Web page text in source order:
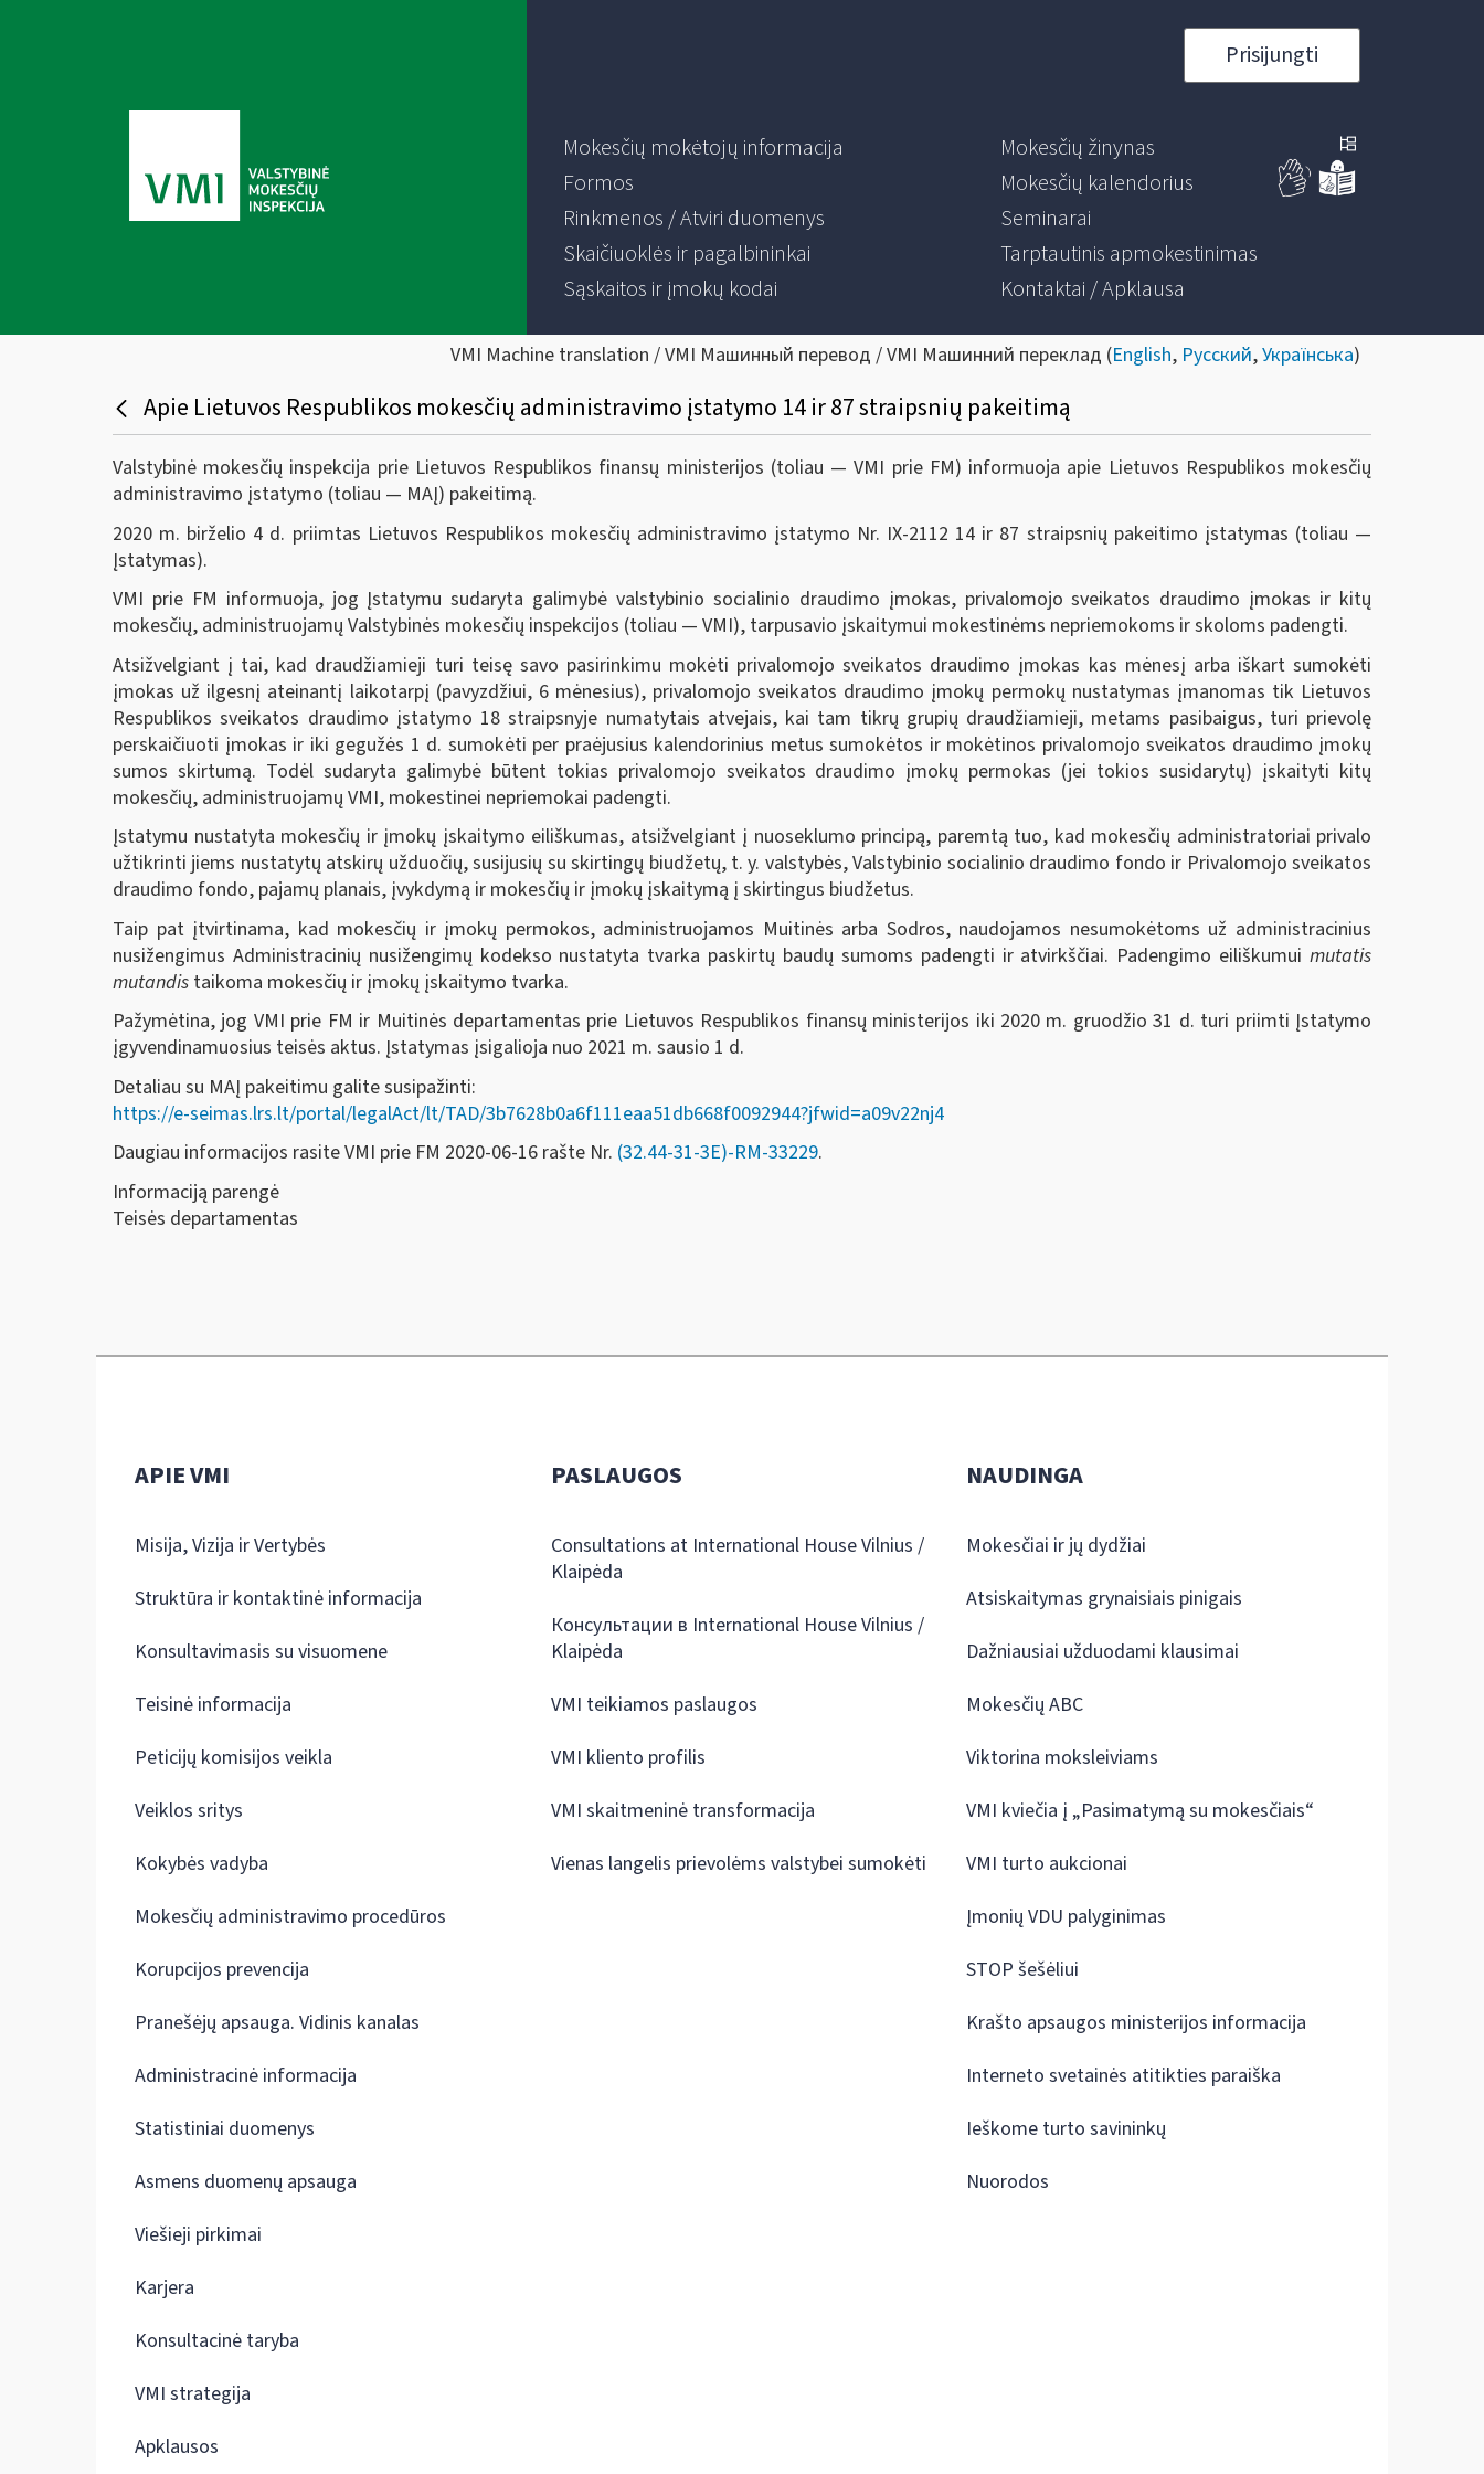
Prisijungti
Mokesčių mokėtojų informacija
Formos
Rinkmenos / Atviri duomenys
Skaičiuoklės ir pagalbininkai
Sąskaitos ir įmokų kodai
Mokesčių žinynas
Mokesčių kalendorius
Seminarai
Tarptautinis apmokestinimas
Kontaktai / Apklausa
VMI Machine translation / VMI Машинный перевод / VMI Машинний переклад (English, Русский,Українська)
Apie Lietuvos Respublikos mokesčių administravimo įstatymo 14 ir 87 straipsnių pakeitimą
Valstybinė mokesčių inspekcija prie Lietuvos Respublikos finansų ministerijos (toliau — VMI prie FM) informuoja apie Lietuvos Respublikos mokesčių
administravimo įstatymo (toliau — MAĮ) pakeitimą.
2020 m. birželio 4 d. priimtas Lietuvos Respublikos mokesčių administravimo įstatymo Nr. IX-2112 14 ir 87 straipsnių pakeitimo įstatymas (toliau —
Įstatymas).
VMI prie FM informuoja, jog Įstatymu sudaryta galimybė valstybinio socialinio draudimo įmokas, privalomojo sveikatos draudimo įmokas ir kitų
mokesčių, administruojamų Valstybinės mokesčių inspekcijos (toliau — VMI), tarpusavio įskaitymui mokestinėms nepriemokoms ir skoloms padengti.
Atsižvelgiant į tai, kad draudžiamieji turi teisę savo pasirinkimu mokėti privalomojo sveikatos draudimo įmokas kas mėnesį arba iškart sumokėti
įmokas už ilgesnį ateinantį laikotarpį (pavyzdžiui, 6 mėnesius), privalomojo sveikatos draudimo įmokų permokų nustatymas įmanomas tik Lietuvos
Respublikos sveikatos draudimo įstatymo 18 straipsnyje numatytais atvejais, kai tam tikrų grupių draudžiamieji, metams pasibaigus, turi prievolę
perskaičiuoti įmokas ir iki gegužės 1 d. sumokėti per praėjusius kalendorinius metus sumokėtos ir mokėtinos privalomojo sveikatos draudimo įmokų
sumos skirtumą. Todėl sudaryta galimybė būtent tokias privalomojo sveikatos draudimo įmokų permokas (jei tokios susidarytų) įskaityti kitų
mokesčių, administruojamų VMI, mokestinei nepriemokai padengti.
Įstatymu nustatyta mokesčių ir įmokų įskaitymo eiliškumas, atsižvelgiant į nuoseklumo principą, paremtą tuo, kad mokesčių administratoriai privalo
užtikrinti jiems nustatytų atskirų užduočių, susijusių su skirtingų biudžetų, t. y. valstybės, Valstybinio socialinio draudimo fondo ir Privalomojo sveikatos
draudimo fondo, pajamų planais, įvykdymą ir mokesčių ir įmokų įskaitymą į skirtingus biudžetus.
Taip pat įtvirtinama, kad mokesčių ir įmokų permokos, administruojamos Muitinės arba Sodros, naudojamos nesumokėtoms už administracinius
nusižengimus Administracinių nusižengimų kodekso nustatyta tvarka paskirtų baudų sumoms padengti ir atvirkščiai. Padengimo eiliškumui mutatis
mutandis taikoma mokesčių ir įmokų įskaitymo tvarka.
Pažymėtina, jog VMI prie FM ir Muitinės departamentas prie Lietuvos Respublikos finansų ministerijos iki 2020 m. gruodžio 31 d. turi priimti Įstatymo
įgyvendinamuosius teisės aktus. Įstatymas įsigalioja nuo 2021 m. sausio 1 d.
Detaliau su MAĮ pakeitimu galite susipažinti:
https://e-seimas.lrs.lt/portal/legalAct/lt/TAD/3b7628b0a6f111eaa51db668f0092944?jfwid=a09v22nj4
Daugiau informacijos rasite VMI prie FM 2020-06-16 rašte Nr. (32.44-31-3E)-RM-33229.
Informaciją parengė
Teisės departamentas
APIE VMI
Misija, Vizija ir Vertybės
Struktūra ir kontaktinė informacija
Konsultavimasis su visuomene
Teisinė informacija
Peticijų komisijos veikla
Veiklos sritys
Kokybės vadyba
Mokesčių administravimo procedūros
Korupcijos prevencija
Pranešėjų apsauga. Vidinis kanalas
Administracinė informacija
Statistiniai duomenys
Asmens duomenų apsauga
Viešieji pirkimai
Karjera
Konsultacinė taryba
VMI strategija
Apklausos
PASLAUGOS
Consultations at International House Vilnius /
Klaipėda
Консультации в International House Vilnius /
Klaipėda
VMI teikiamos paslaugos
VMI kliento profilis
VMI skaitmeninė transformacija
Vienas langelis prievolėms valstybei sumokėti
NAUDINGA
Mokesčiai ir jų dydžiai
Atsiskaitymas grynaisiais pinigais
Dažniausiai užduodami klausimai
Mokesčių ABC
Viktorina moksleiviams
VMI kviečia į „Pasimatymą su mokesčiais“
VMI turto aukcionai
Įmonių VDU palyginimas
STOP šešėliui
Krašto apsaugos ministerijos informacija
Interneto svetainės atitikties paraiška
Ieškome turto savininkų
Nuorodos